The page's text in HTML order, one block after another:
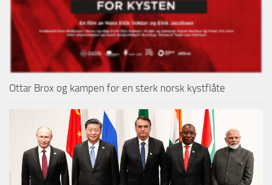
Ottar Brox og kampen for en sterk norsk kystflåte